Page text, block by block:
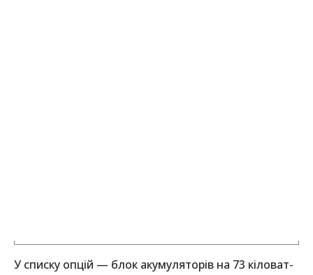
У списку опцій — блок акумуляторів на 73 кіловат-